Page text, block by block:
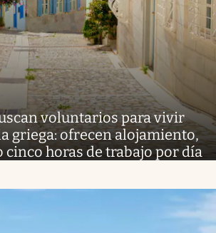
voluntarios para vivir
griega: ofrecen alojamiento,
cinco horas de trabajo por día